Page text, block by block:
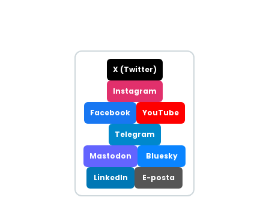
X (Twitter)
Instagram
Facebook YouTube
Telegram
Mastodon Bluesky
LinkedIn E-posta